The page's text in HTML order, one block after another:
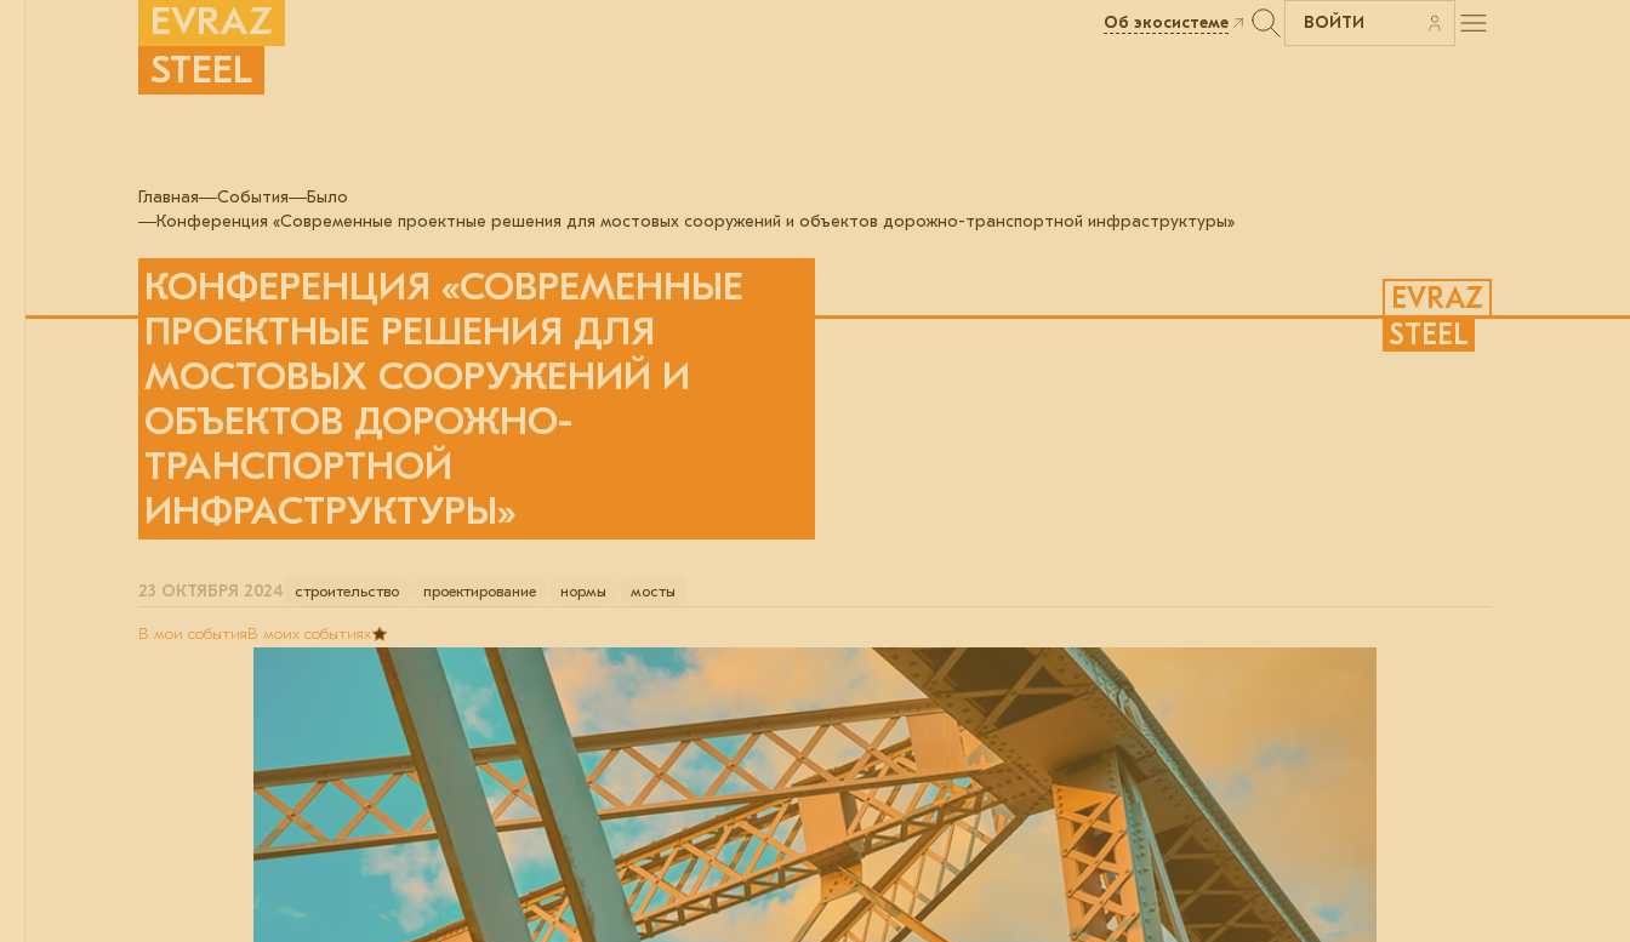
EVRAZ
STEEL
Об экосистеме ВОЙТИ
Главная События
Было
Конференция «Современные проектные решения для мостовых сооружений и объектов дорожно-транспортной инфраструктуры»
EVRAZ
STEEL
КОНФЕРЕНЦИЯ «СОВРЕМЕННЫЕ
ПРОЕКТНЫЕ РЕШЕНИЯ ДЛЯ
МОСТОВЫХ СООРУЖЕНИЙ И
ОБЪЕКТОВ ДОРОЖНО-
ТРАНСПОРТНОЙ
ИНФРАСТРУКТУРЫ»
23 ОКТЯБРЯ 2024 строительство проектирование нормы мосты
В мои событияВ моих событиях